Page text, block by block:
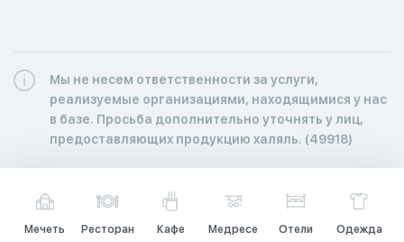
Мы не несем ответственности за услуги,
реализуемые организациями, находящимися у нас
в базе. Просьба дополнительно уточнять у лиц,
предоставляющих продукцию халяль. (49918)
Мечеть Ресторан Кафе Медресе Отели Одежда